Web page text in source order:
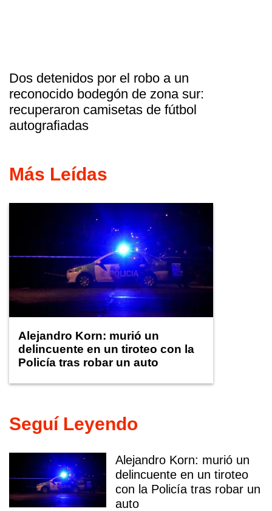
Dos detenidos por el robo a un
reconocido bodegón de zona sur:
recuperaron camisetas de fútbol
autografiadas
Más Leídas
Alejandro Korn: murió un
delincuente en un tiroteo con la
Policía tras robar un auto
Seguí Leyendo
Alejandro Korn: murió un
delincuente en un tiroteo
con la Policía tras robar un
auto